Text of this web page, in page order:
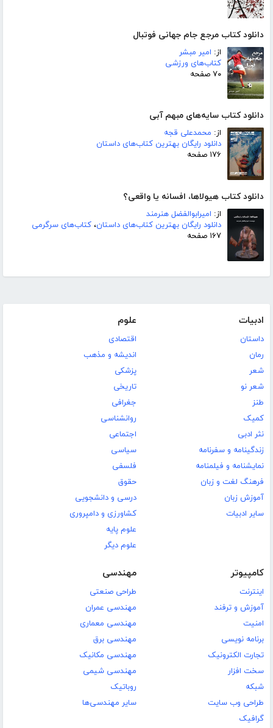
دانلود کتاب مرجع جام جهانی فوتبال
از: امیر مبشر
کتاب‌های ورزشی
۷۰ صفحه
دانلود کتاب سایه‌های مبهم آبی
از: محمدعلی قجه
دانلود رایگان بهترین کتاب‌های داستان
۱۷۶ صفحه
دانلود کتاب هیولاها، افسانه یا واقعی؟
از: امیرابوالفضل هنرمند
دانلود رایگان بهترین کتاب‌های داستان، کتاب‌های سرگرمی
۱۶۷ صفحه
ادبیات
داستان
رمان
شعر
شعر نو
طنز
کمیک
نثر ادبی
زندگینامه و سفرنامه
نمایشنامه و فیلمنامه
فرهنگ لغت و زبان
آموزش زبان
سایر ادبیات
علوم
اقتصادی
اندیشه و مذهب
پزشکی
تاریخی
جغرافی
روانشناسی
اجتماعی
سیاسی
فلسفی
حقوق
درسی و دانشجویی
کشاورزی و دامپروری
علوم پایه
علوم دیگر
کامپیوتر
اینترنت
آموزش و ترفند
امنیت
برنامه نویسی
تجارت الکترونیک
سخت افزار
شبکه
طراحی وب سایت
گرافیک
مهندسی
طراحی صنعتی
مهندسی عمران
مهندسی معماری
مهندسی برق
مهندسی مکانیک
مهندسی شیمی
روباتیک
سایر مهندسی‌ها